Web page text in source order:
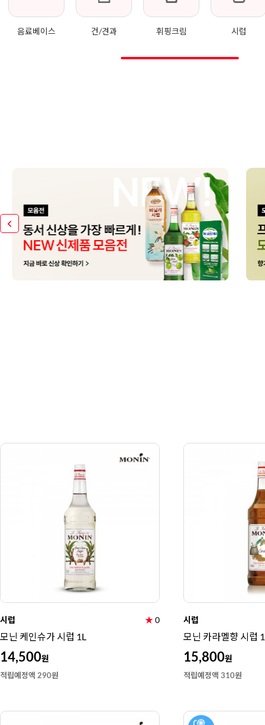
음료베이스 건/견과 휘핑크림 시럽
시럽 ★0
모닌 케인슈가 시럽 1L
14,500원
적립예정액 290원
시럽
모닌 카라멜향 시럽
15,800원
적립예정액 310원